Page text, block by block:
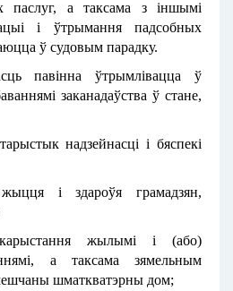
паслуг, а таксама з іншымі
і ўтрымання падсобных
ў судовым парадку.
павінна ўтрымлівацца ў
заканадаўства ў стане,
надзейнасці і бяспекі
і здароўя грамадзян,
жылымі і (або)
а таксама зямельным
шматкватэрны дом;